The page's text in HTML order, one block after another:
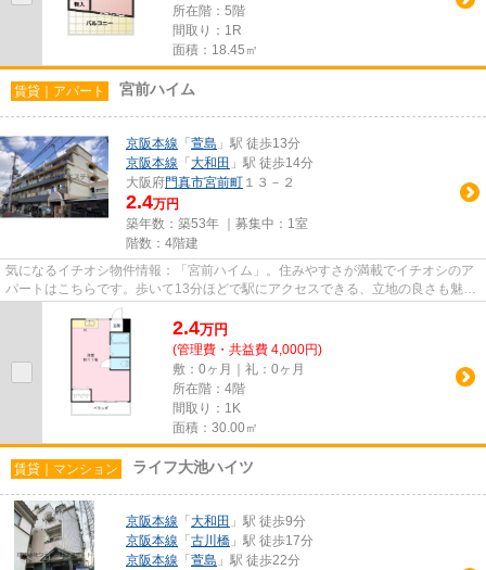
所在階：5階
間取り：1R
面積：18.45㎡
賃貸｜アパート 宮前ハイム
京阪本線 「 萱島 」駅 徒歩13分
京阪本線 「 大和田 」駅 徒歩14分
大阪府門真市宮前町 １３－２
2.4万円
築年数：築53年 ｜募集中： 1室
階数：4階建
気になるイチオシ物件情報：「宮前ハイム」。住みやすさが満載でイチオシのア
パートはこちらです。歩いて13分ほどで駅にアクセスできる、立地の良さも魅力
の物件です。門真市エリアや...
2.4万円
(管理費・共益費 4,000円)
敷：0ヶ月｜礼：0ヶ月
所在階：4階
間取り：1K
面積：30.00㎡
賃貸｜マンション ライフ大池ハイツ
京阪本線 「 大和田 」駅 徒歩9分
京阪本線 「 古川橋 」駅 徒歩17分
京阪本線 「 萱島 」駅 徒歩22分